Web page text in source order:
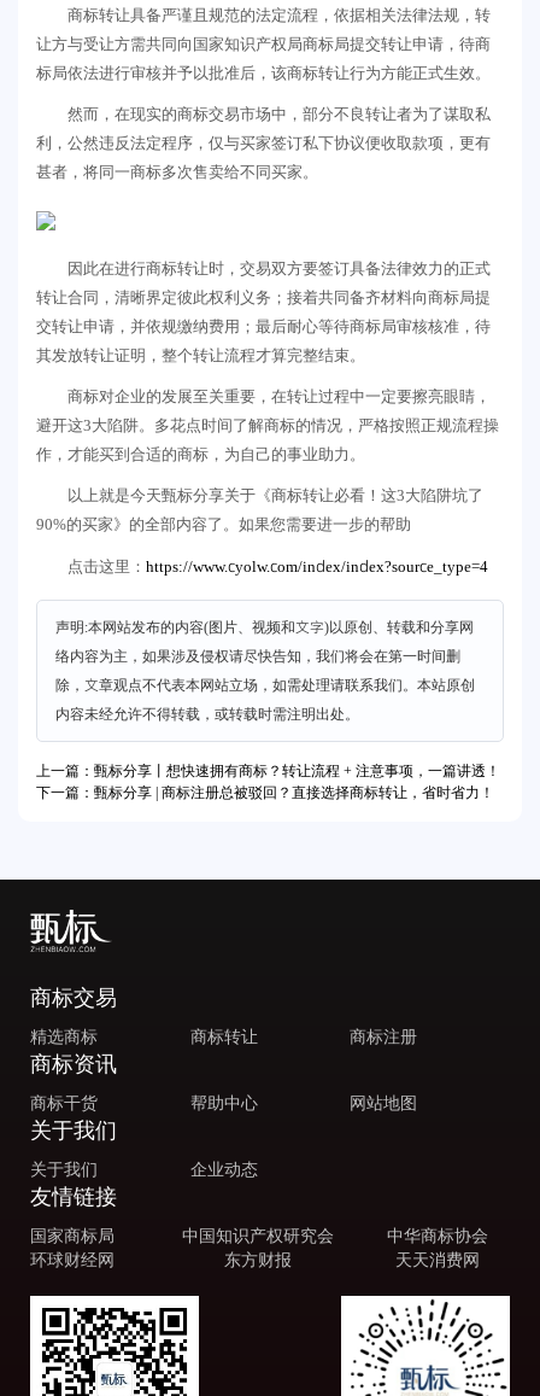
商标转让具备严谨且规范的法定流程，依据相关法律法规，转
让方与受让方需共同向国家知识产权局商标局提交转让申请，待商
标局依法进行审核并予以批准后，该商标转让行为方能正式生效。
然而，在现实的商标交易市场中，部分不良转让者为了谋取私
利，公然违反法定程序，仅与买家签订私下协议便收取款项，更有
甚者，将同一商标多次售卖给不同买家。
因此在进行商标转让时，交易双方要签订具备法律效力的正式
转让合同，清晰界定彼此权利义务；接着共同备齐材料向商标局提
交转让申请，并依规缴纳费用；最后耐心等待商标局审核核准，待
其发放转让证明，整个转让流程才算完整结束。
商标对企业的发展至关重要，在转让过程中一定要擦亮眼睛，
避开这3大陷阱。多花点时间了解商标的情况，严格按照正规流程操
作，才能买到合适的商标，为自己的事业助力。
以上就是今天甄标分享关于《商标转让必看！这3大陷阱坑了
90%的买家》的全部内容了。如果您需要进一步的帮助
点击这里： https://www.cyolw.com/index/index?source_type=4
声明:本网站发布的内容(图片、视频和文字)以原创、转载和分享网
络内容为主，如果涉及侵权请尽快告知，我们将会在第一时间删
除，文章观点不代表本网站立场，如需处理请联系我们。本站原创
内容未经允许不得转载，或转载时需注明出处。
上一篇：甄标分享丨想快速拥有商标？转让流程 + 注意事项，一篇讲透！
下一篇：甄标分享 | 商标注册总被驳回？直接选择商标转让，省时省力！
商标交易
精选商标 商标转让 商标注册
商标资讯
商标干货 帮助中心 网站地图
关于我们
关于我们 企业动态
友情链接
国家商标局 中国知识产权研究会
中华商标协会
环球财经网
东方财报 天天消费网